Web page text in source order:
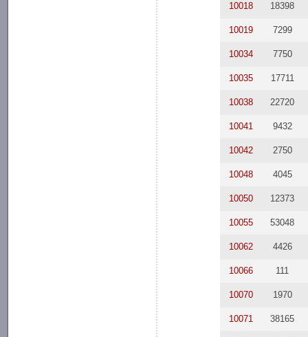
10018 18398
10019 7299
10034 7750
10035 17711
10038 22720
10041 9432
10042 2750
10048 4045
10050 12373
10055 53048
10062 4426
10066 111
10070 1970
10071 38165